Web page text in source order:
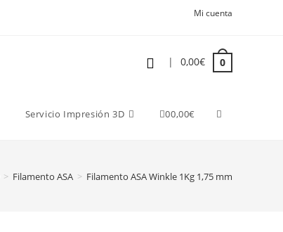
Mi cuenta
| 0,00€ 0
Servicio Impresión 3D 00,00€
> Filamento ASA > Filamento ASA Winkle 1Kg 1,75 mm